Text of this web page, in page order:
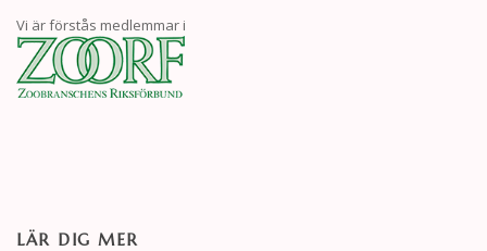
Vi är förstås medlemmar i
LÄR DIG MER